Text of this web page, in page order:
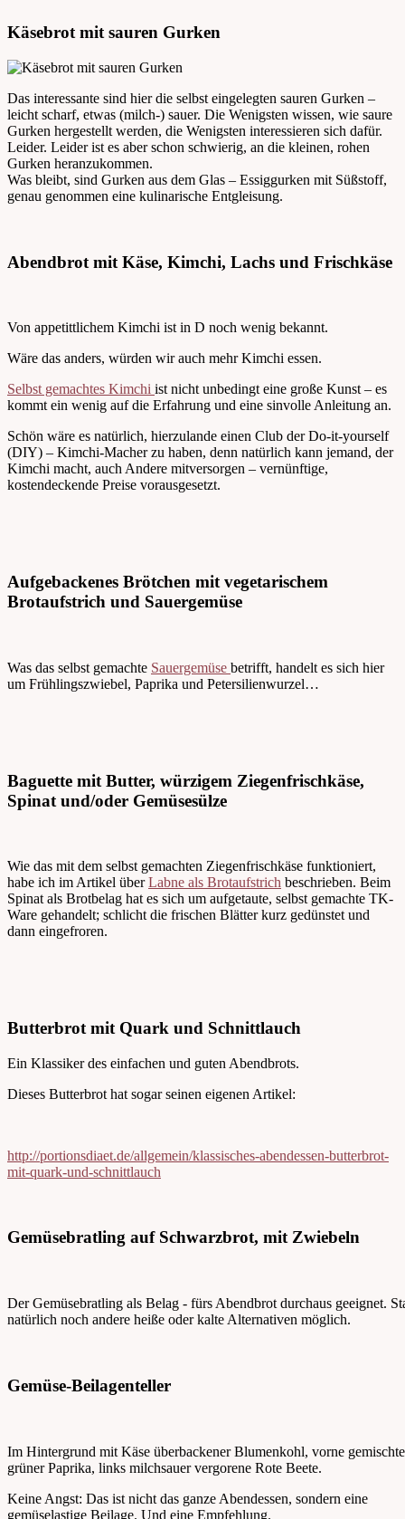
Käsebrot mit sauren Gurken
Das interessante sind hier die selbst eingelegten sauren Gurken –
leicht scharf, etwas (milch-) sauer. Die Wenigsten wissen, wie saure
Gurken hergestellt werden, die Wenigsten interessieren sich dafür.
Leider. Leider ist es aber schon schwierig, an die kleinen, rohen
Gurken heranzukommen.
Was bleibt, sind Gurken aus dem Glas – Essiggurken mit Süßstoff,
genau genommen eine kulinarische Entgleisung.
Abendbrot mit Käse, Kimchi, Lachs und Frischkäse
Von appetittlichem Kimchi ist in D noch wenig bekannt.
Wäre das anders, würden wir auch mehr Kimchi essen.
Selbst gemachtes Kimchi ist nicht unbedingt eine große Kunst – es
kommt ein wenig auf die Erfahrung und eine sinvolle Anleitung an.
Schön wäre es natürlich, hierzulande einen Club der Do-it-yourself
(DIY) – Kimchi-Macher zu haben, denn natürlich kann jemand, der
Kimchi macht, auch Andere mitversorgen – vernünftige,
kostendeckende Preise vorausgesetzt.
Aufgebackenes Brötchen mit vegetarischem
Brotaufstrich und Sauergemüse
Was das selbst gemachte Sauergemüse betrifft, handelt es sich hier
um Frühlingszwiebel, Paprika und Petersilienwurzel…
Baguette mit Butter, würzigem Ziegenfrischkäse,
Spinat und/oder Gemüsesülze
Wie das mit dem selbst gemachten Ziegenfrischkäse funktioniert,
habe ich im Artikel überLabne als Brotaufstrich beschrieben. Beim
Spinat als Brotbelag hat es sich um aufgetaute, selbst gemachte TK-
Ware gehandelt; schlicht die frischen Blätter kurz gedünstet und
dann eingefroren.
Butterbrot mit Quark und Schnittlauch
Ein Klassiker des einfachen und guten Abendbrots.
Dieses Butterbrot hat sogar seinen eigenen Artikel:
http://portionsdiaet.de/allgemein/klassisches-abendessen-butterbrot-
mit-quark-und-schnittlauch
Gemüsebratling auf Schwarzbrot, mit Zwiebeln
Der Gemüsebratling als Belag - fürs Abendbrot durchaus geeignet.
natürlich noch andere heiße oder kalte Alternativen möglich.
Gemüse-Beilagenteller
Im Hintergrund mit Käse überbackener Blumenkohl, vorne
grüner Paprika, links milchsauer vergorene Rote Beete.
Keine Angst: Das ist nicht das ganze Abendessen, sondern eine
gemüselastige Beilage. Und eine Empfehlung.